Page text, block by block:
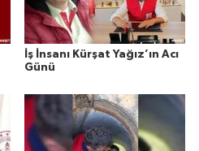
İş İnsanı Kürşat Yağız’ın Acı
Günü